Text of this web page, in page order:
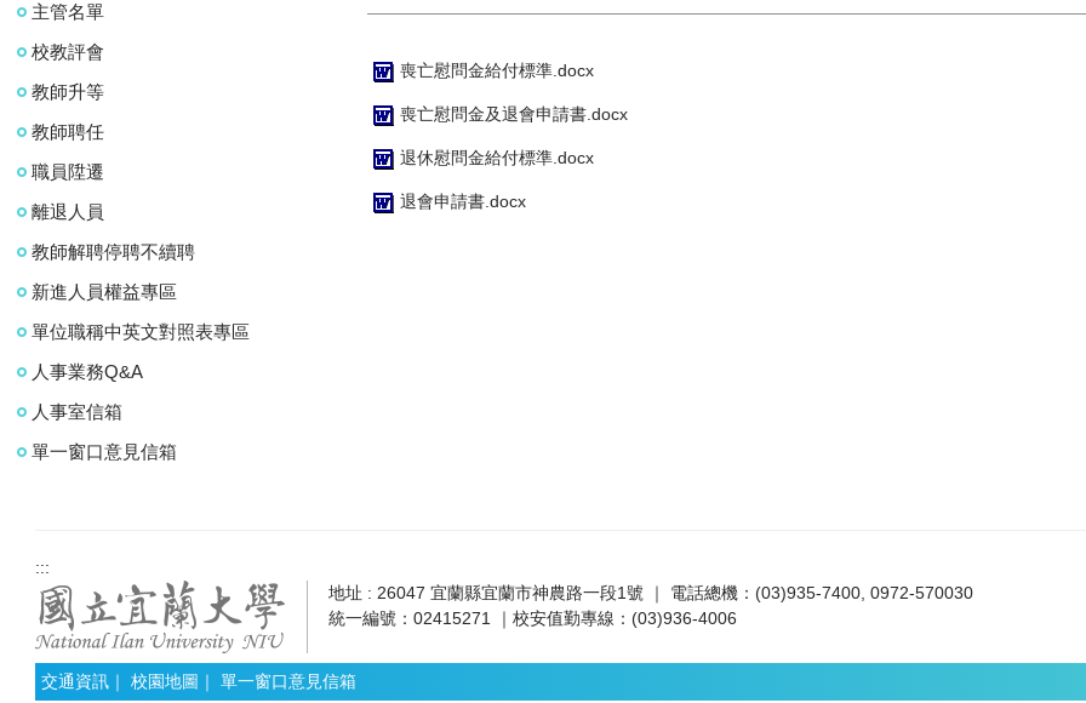
主管名單
校教評會
教師升等
教師聘任
職員陞遷
離退人員
教師解聘停聘不續聘
新進人員權益專區
單位職稱中英文對照表專區
人事業務Q&A
人事室信箱
單一窗口意見信箱
喪亡慰問金給付標準.docx
喪亡慰問金及退會申請書.docx
退休慰問金給付標準.docx
退會申請書.docx
:::
地址 : 26047 宜蘭縣宜蘭市神農路一段1號 ｜ 電話總機：(03)935-7400, 0972-570030
統一編號：02415271 ｜校安值勤專線：(03)936-4006
交通資訊 ｜ 校園地圖 ｜ 單一窗口意見信箱